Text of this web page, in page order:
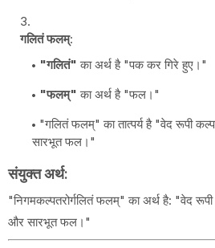
गलितं फलम्:
"गलितं" का अर्थ है "पक कर गिरे हुए।"
"फलम्" का अर्थ है "फल।"
"गलितं फलम्" का तात्पर्य है "वेद रूपी
सारभूत फल।"
संयुक्त अर्थ:
"निगमकल्पतरोर्गलितं फलम्" का अर्थ है: "वेद रूपी
और सारभूत फल।"